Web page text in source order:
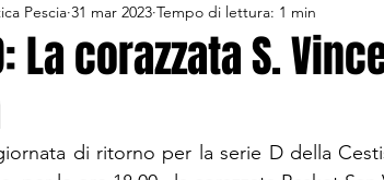
14 Silver Under 13 Silver Esordienti
13
La corazzata S.
Pescia 31 mar 2023 Tempo di lettura: 1 min
di ritorno per la serie D della